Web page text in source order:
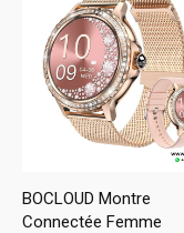
BOCLOUD Montre
Connectée Femme